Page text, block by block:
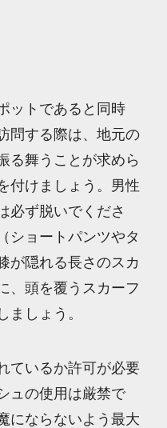
ットであると同時
問する際は、地元の
る舞うことが求めら
付けましょう。男性
必ず脱いでくださ
ショートパンツやタ
が隠れる長さのスカ
、頭を覆うスカーフ
ましょう。
ているか許可が必要
ュの使用は厳禁で
にならないよう最大